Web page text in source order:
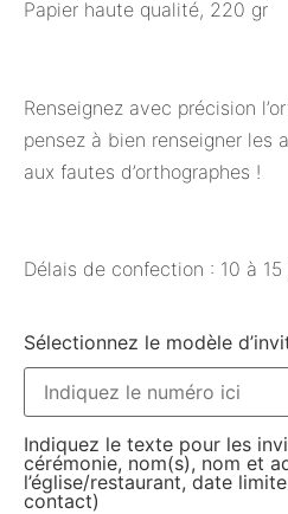
Papier haute qualité, 220 gr
Renseignez avec précision
pensez à bien renseigner les
aux fautes d’orthographes !
Délais de confection : 10 à
Sélectionnez le modèle
Indiquez le texte pour les
cérémonie, nom(s), nom et
l’église/restaurant, date
contact)